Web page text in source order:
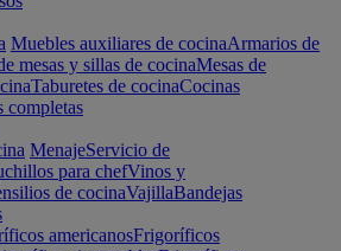
Muebles auxiliares de cocinaArmarios de
mesas y sillas de cocinaMesas de
Taburetes de cocinaCocinas
completas
MenajeServicio de
para chefVinos y
de cocinaVajillaBandejas
americanosFrigoríficos